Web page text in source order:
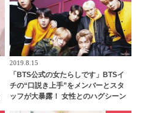
2019.8.15
「BTS公式の女たらしです」BTSイ
チの“口説き上手”をメンバーとスタ
ッフが大暴露！ 女性とのハグシーン